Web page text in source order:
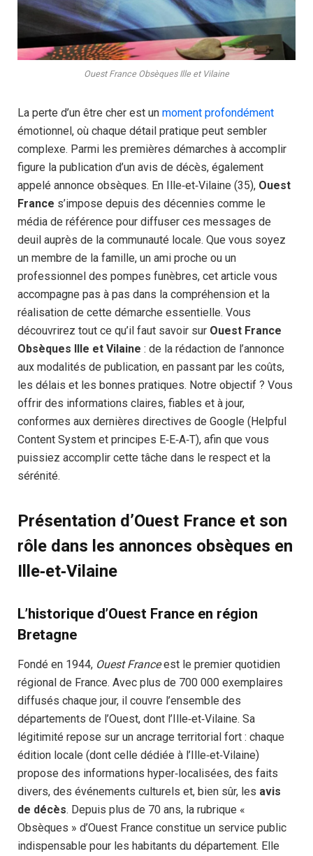
Ouest France Obsèques Ille et Vilaine
La perte d’un être cher est un moment profondément
émotionnel, où chaque détail pratique peut sembler
complexe. Parmi les premières démarches à accomplir
figure la publication d’un avis de décès, également
appelé annonce obsèques. En Ille‑et‑Vilaine (35), Ouest
France s’impose depuis des décennies comme le
média de référence pour diffuser ces messages de
deuil auprès de la communauté locale. Que vous soyez
un membre de la famille, un ami proche ou un
professionnel des pompes funèbres, cet article vous
accompagne pas à pas dans la compréhension et la
réalisation de cette démarche essentielle. Vous
découvrirez tout ce qu’il faut savoir sur Ouest France
Obsèques Ille et Vilaine : de la rédaction de l’annonce
aux modalités de publication, en passant par les coûts,
les délais et les bonnes pratiques. Notre objectif ? Vous
offrir des informations claires, fiables et à jour,
conformes aux dernières directives de Google (Helpful
Content System et principes E‑E‑A‑T), afin que vous
puissiez accomplir cette tâche dans le respect et la
sérénité.
Présentation d’Ouest France et son
rôle dans les annonces obsèques en
Ille‑et‑Vilaine
L’historique d’Ouest France en région
Bretagne
Fondé en 1944, Ouest Franceest le premier quotidien
régional de France. Avec plus de 700 000 exemplaires
diffusés chaque jour, il couvre l’ensemble des
départements de l’Ouest, dont l’Ille‑et‑Vilaine. Sa
légitimité repose sur un ancrage territorial fort : chaque
édition locale (dont celle dédiée à l’Ille‑et‑Vilaine)
propose des informations hyper‑localisées, des faits
divers, des événements culturels et, bien sûr, les avis
de décès. Depuis plus de 70 ans, la rubrique «
Obsèques » d’Ouest France constitue un service public
indispensable pour les habitants du département. Elle